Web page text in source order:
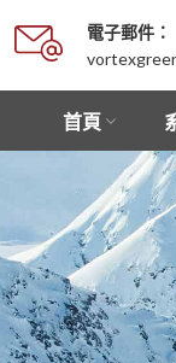
電子郵件：
首頁